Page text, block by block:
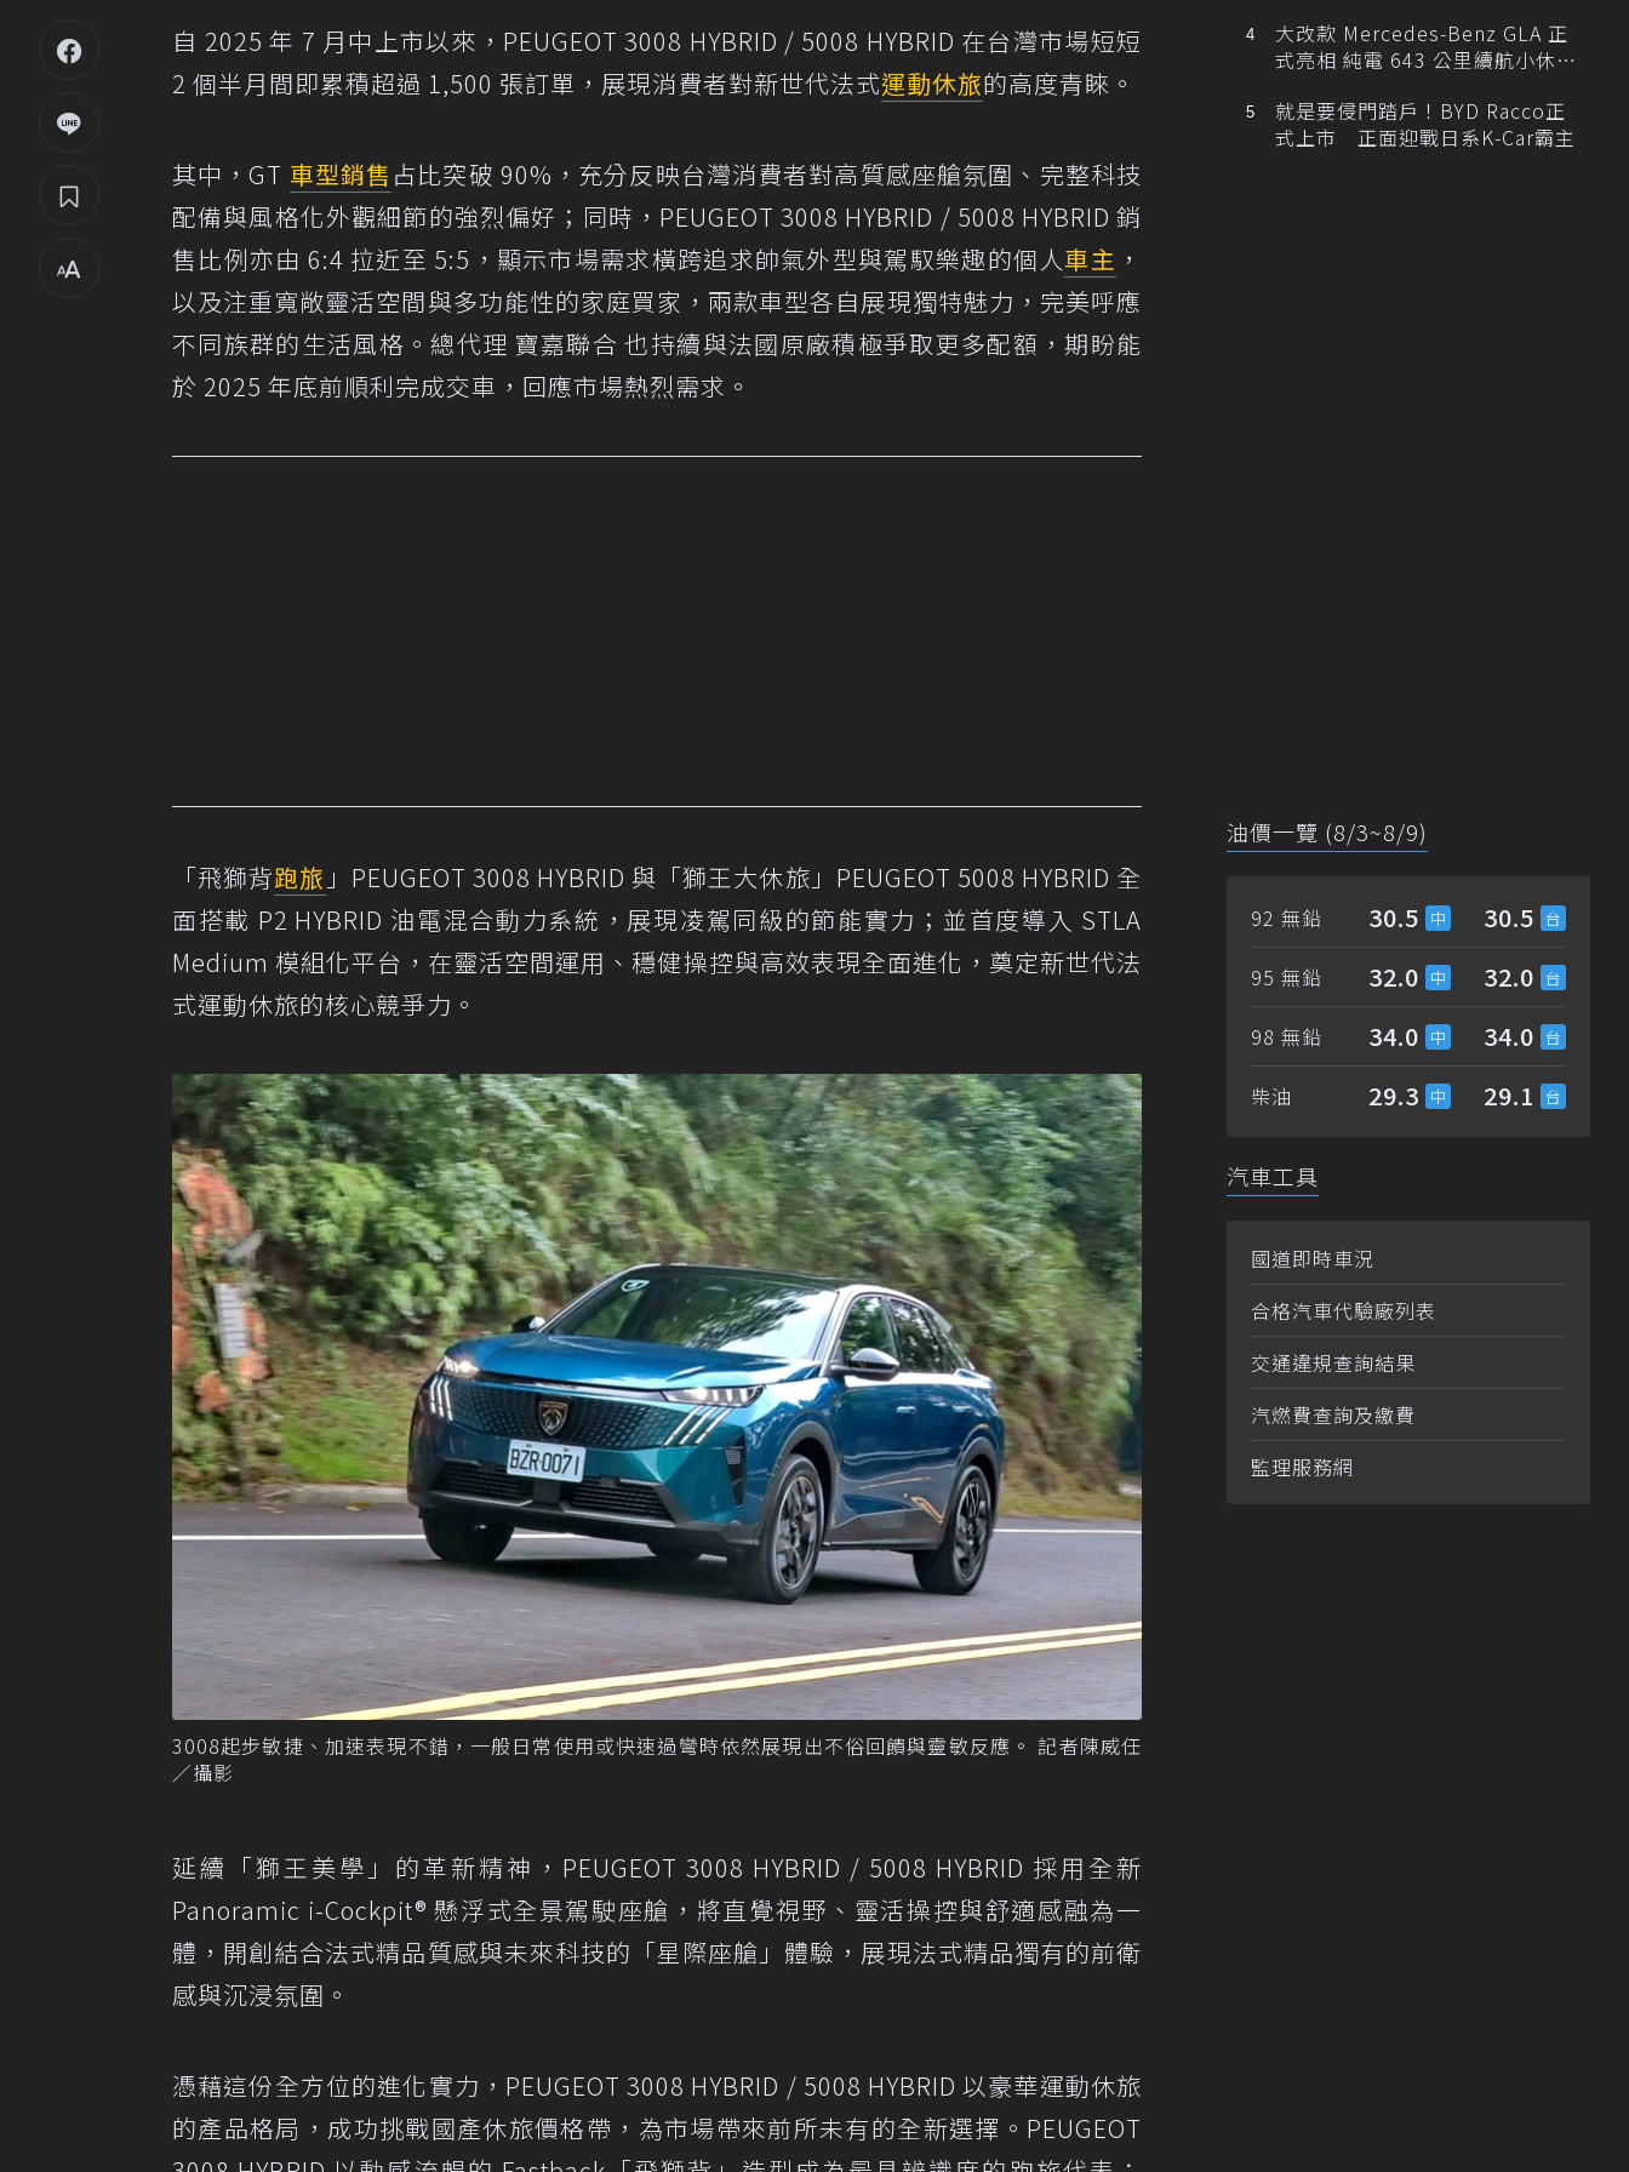
自 2025 年 7 月中上市以來，PEUGEOT 3008 HYBRID / 5008 HYBRID 在台灣市場短短
2 個半月間即累積超過 1,500 張訂單，展現消費者對新世代法式運動休旅的高度青睞。
其中，GT 車型銷售 占比突破 90%，充分反映台灣消費者對高質感座艙氛圍、完整科技
配備與風格化外觀細節的強烈偏好；同時，PEUGEOT 3008 HYBRID / 5008 HYBRID 銷
售比例亦由 6:4 拉近至 5:5，顯示市場需求橫跨追求帥氣外型與駕馭樂趣的個人車主 ，
以及注重寬敞靈活空間與多功能性的家庭買家，兩款車型各自展現獨特魅力，完美呼應
不同族群的生活風格。總代理 寶嘉聯合 也持續與法國原廠積極爭取更多配額，期盼能
於 2025 年底前順利完成交車，回應市場熱烈需求。
「飛獅背跑旅 」PEUGEOT 3008 HYBRID 與「獅王大休旅」PEUGEOT 5008 HYBRID 全
面搭載 P2 HYBRID 油電混合動力系統，展現凌駕同級的節能實力；並首度導入 STLA
Medium 模組化平台，在靈活空間運用、穩健操控與高效表現全面進化，奠定新世代法
式運動休旅的核心競爭力。
3008起步敏捷、加速表現不錯，一般日常使用或快速過彎時依然展現出不俗回饋與靈敏反應。 記者陳威任
／攝影
延續「獅王美學」的革新精神，PEUGEOT 3008 HYBRID / 5008 HYBRID 採用全新
Panoramic i-Cockpit® 懸浮式全景駕駛座艙，將直覺視野、靈活操控與舒適感融為一
體，開創結合法式精品質感與未來科技的「星際座艙」體驗，展現法式精品獨有的前衛
感與沉浸氛圍。
憑藉這份全方位的進化實力，PEUGEOT 3008 HYBRID / 5008 HYBRID 以豪華運動休旅
的產品格局，成功挑戰國產休旅價格帶，為市場帶來前所未有的全新選擇。PEUGEOT
大改款 Mercedes-Benz GLA 正
式亮相 純電 643 公里續航小休
就是要侵門踏戶！BYD Racco正
式上市 正面迎戰日系K-Car霸主
油價一覽 (8/3~8/9)
92 無鉛 30.5 30.5
95 無鉛 32.0 32.0
98 無鉛 34.0 34.0
柴油 29.3 29.1
汽車工具
國道即時車況
合格汽車代驗廠列表
交通違規查詢結果
汽燃費查詢及繳費
監理服務網